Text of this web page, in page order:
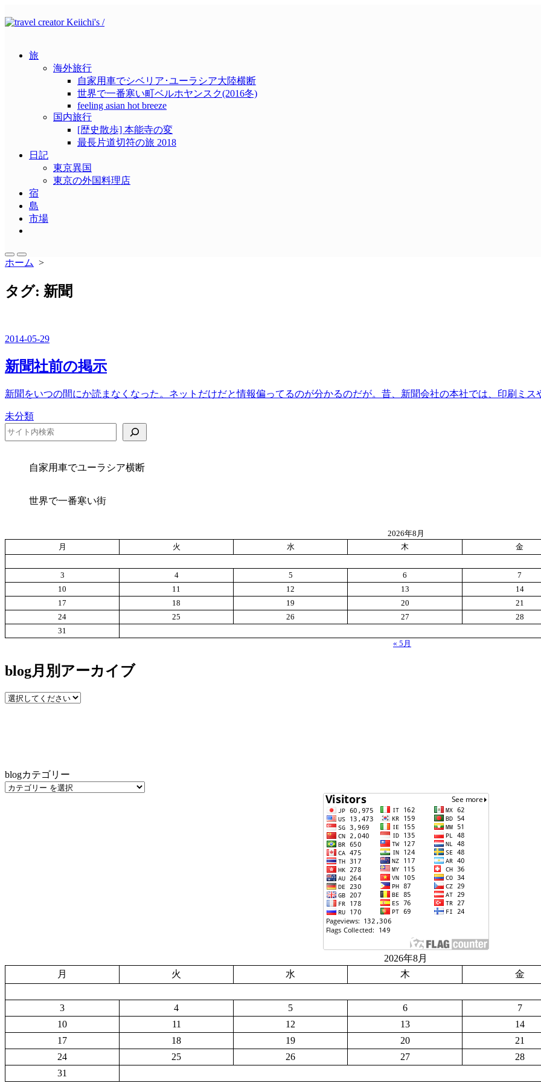
ン
旅
海外旅行
自家用車でシベリア･ユーラシア大陸横断
世界で一番寒い町ベルホヤンスク(2016冬)
feeling asian hot breeze
国内旅行
[歴史散歩] 本能寺の変
最長片道切符の旅 2018
日記
東京異国
東京の外国料理店
宿
島
市場
ー
閉
じ
検
索
り
メ
ニ
ー
ホーム >
タグ: 新聞
2014-05-29
新聞社前の掲示
新聞をいつの間にか読まなくなった。ネットだけだと情報偏ってるのが分かるのだが。昔、新聞会社の本社では、印刷ミス
カ
テ
ゴ
未分類
検索
自家用車でユーラシア横断
世界で一番寒い街
2026年8月
月
火 水 木 金
3
4 5 6 7
10
11 12 13 14
17
18 19 20 21
24
25 26 27 28
31
« 5月
blog月別アーカイブ
blogカテゴリー
2026年8月
月
火 水 木 金
3
4 5 6 7
10
11 12 13 14
17
18 19 20 21
24
25 26 27 28
31